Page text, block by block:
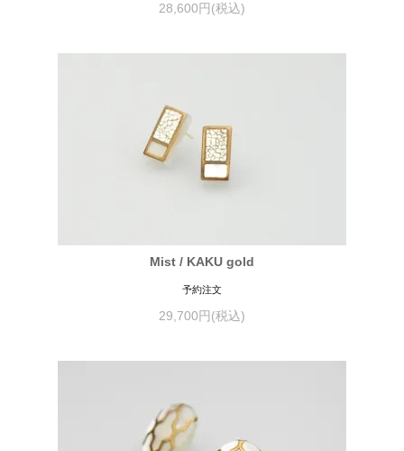
28,600円(税込)
Mist / KAKU gold
予約注文
29,700円(税込)